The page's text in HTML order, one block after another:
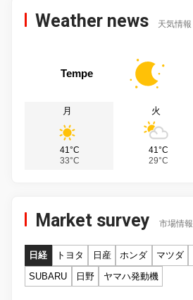
Weather news 天気情報
Tempe
月
41°C
33°C
火
41°C
29°C
Market survey 市場情報
日経 トヨタ 日産 ホンダ マツダ
SUBARU
日野 ヤマハ発動機